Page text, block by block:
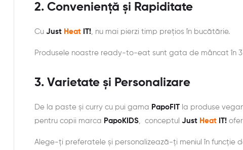
2. Conveniență și Rapiditate
Cu Just Heat IT! , nu mai pierzi timp prețios în bucătărie.
Produsele noastre ready-to-eat sunt gata de mâncat în
3. Varietate și Personalizare
De la paste și curry cu pui gama PapoFIT la produse
pentru copii marca PapoKIDS, conceptul Just Heat IT!
Alege-ți preferatele și personalizează-ți meniul în funcție